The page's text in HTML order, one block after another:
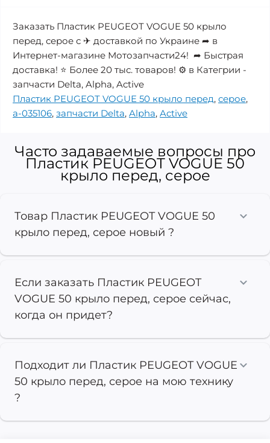
Заказать Пластик PEUGEOT VOGUE 50 крыло
перед, серое с ✈ доставкой по Украине ➦ в
Интернет-магазине Мотозапчасти24! ➦ Быстрая
доставка! ⭐ Более 20 тыс. товаров! ⚙️ в Категрии -
запчасти Delta, Alpha, Active
Пластик PEUGEOT VOGUE 50 крыло перед, серое,
a-035106, запчасти Delta, Alpha, Active
Часто задаваемые вопросы про
Пластик PEUGEOT VOGUE 50
крыло перед, серое
Товар Пластик PEUGEOT VOGUE 50
крыло перед, серое новый ?
Если заказать Пластик PEUGEOT
VOGUE 50 крыло перед, серое сейчас,
когда он придет?
Подходит ли Пластик PEUGEOT VOGUE
50 крыло перед, серое на мою технику
?